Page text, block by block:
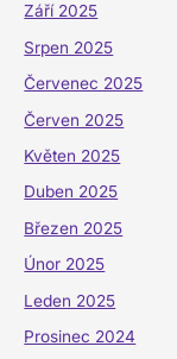
Září 2025
Srpen 2025
Červenec 2025
Červen 2025
Květen 2025
Duben 2025
Březen 2025
Únor 2025
Leden 2025
Prosinec 2024